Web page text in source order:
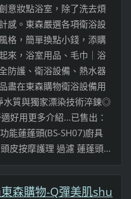
意妝點浴室，除了洗去煩
感。東森嚴選各項衛浴設
格，簡單換點小錢，添購
來，浴室用品、毛巾｜浴
防護、衛浴設備、熱水器
盡在東森購物衛浴設備用
質與獨家漂染技術淬鍊◎
好用更多介紹...已售出：
能蓮蓬頭(BS-SH07)廚具
皮按摩護理 過濾 蓮蓬頭...
森購物-Q彈美肌shu